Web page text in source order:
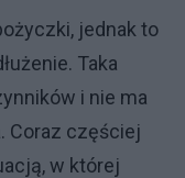
jednak to
Taka
i nie ma
Coraz częściej
w której